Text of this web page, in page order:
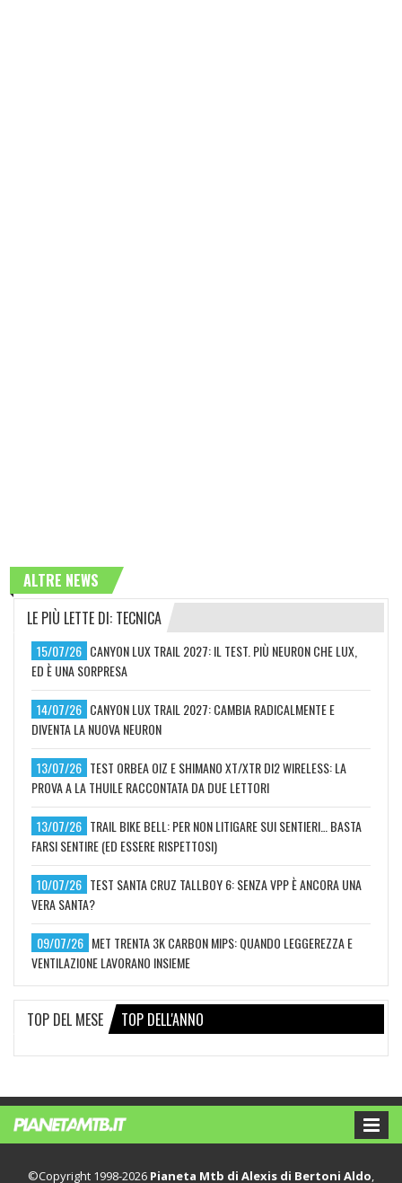
ALTRE NEWS
LE PIÙ LETTE DI: TECNICA
15/07/26 CANYON LUX TRAIL 2027: IL TEST. PIÙ NEURON CHE LUX,
ED È UNA SORPRESA
14/07/26 CANYON LUX TRAIL 2027: CAMBIA RADICALMENTE E
DIVENTA LA NUOVA NEURON
13/07/26 TEST ORBEA OIZ E SHIMANO XT/XTR DI2 WIRELESS: LA
PROVA A LA THUILE RACCONTATA DA DUE LETTORI
13/07/26 TRAIL BIKE BELL: PER NON LITIGARE SUI SENTIERI… BASTA
FARSI SENTIRE (ED ESSERE RISPETTOSI)
10/07/26 TEST SANTA CRUZ TALLBOY 6: SENZA VPP È ANCORA UNA
VERA SANTA?
09/07/26 MET TRENTA 3K CARBON MIPS: QUANDO LEGGEREZZA E
VENTILAZIONE LAVORANO INSIEME
TOP DEL MESE TOP DELL'ANNO
©Copyright 1998-2026 Pianeta Mtb di Alexis di Bertoni Aldo,